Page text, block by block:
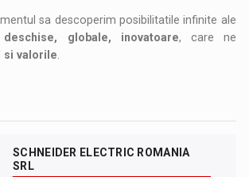
sa descoperim posibilitatile infinite ale
globale, inovatoare, care ne
si valorile
SCHNEIDER ELECTRIC ROMANIA
SRL